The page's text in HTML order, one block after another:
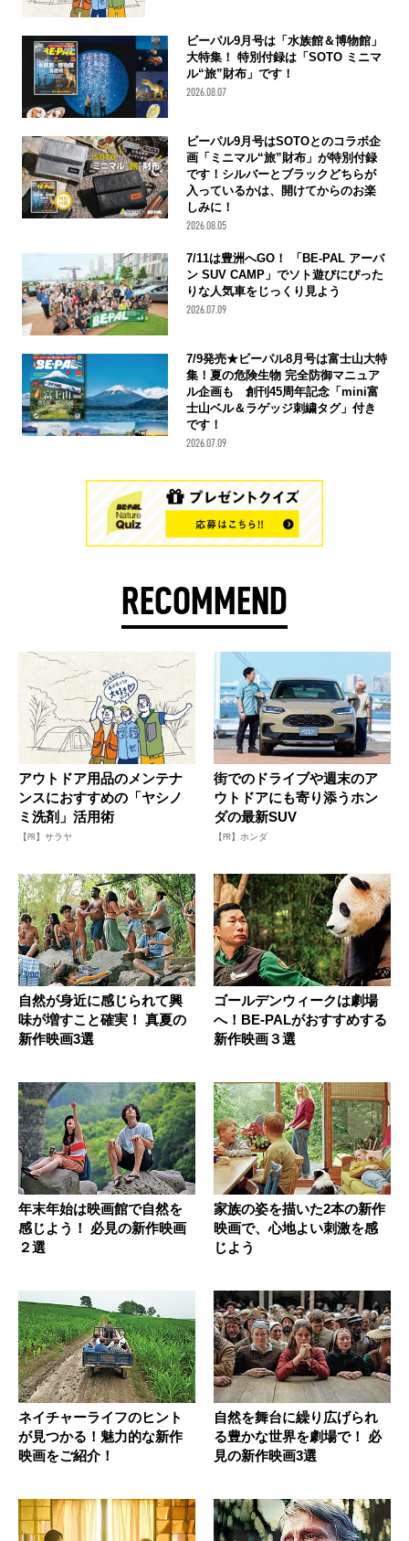
ビーパル9月号は「水族館＆博物館」
大特集！ 特別付録は「SOTO ミニマ
ル“旅”財布」です！
2026.08.07
ビーパル9月号はSOTOとのコラボ企
画「ミニマル“旅”財布」が特別付録
です！シルバーとブラックどちらが
入っているかは、開けてからのお楽
しみに！
2026.08.05
7/11は豊洲へGO！ 「BE-PAL アーバ
ン SUV CAMP」でソト遊びにぴった
りな人気車をじっくり見よう
2026.07.09
7/9発売★ビーパル8月号は富士山大特
集！夏の危険生物 完全防御マニュア
ル企画も 創刊45周年記念「mini富
士山ベル＆ラゲッジ刺繍タグ」付き
です！
2026.07.09
RECOMMEND
アウトドア用品のメンテナ
ンスにおすすめの「ヤシノ
ミ洗剤」活用術
【PR】サラヤ
街でのドライブや週末のア
ウトドアにも寄り添うホン
ダの最新SUV
【PR】ホンダ
自然が身近に感じられて興
味が増すこと確実！ 真夏の
新作映画3選
ゴールデンウィークは劇場
へ！BE-PALがおすすめする
新作映画３選
年末年始は映画館で自然を
感じよう！ 必見の新作映画
２選
家族の姿を描いた2本の新作
映画で、心地よい刺激を感
じよう
ネイチャーライフのヒント
が見つかる！魅力的な新作
映画をご紹介！
自然を舞台に繰り広げられ
る豊かな世界を劇場で！ 必
見の新作映画3選